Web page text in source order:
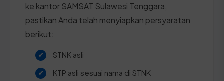
ke kantor SAMSAT Sulawesi Tenggara,
pastikan Anda telah menyiapkan persyaratan
berikut:
STNK asli
KTP asli sesuai nama di STNK